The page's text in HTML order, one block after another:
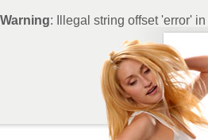
Warning: Illegal string offset 'error' in